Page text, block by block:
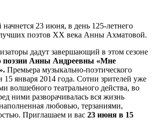
23 июня, в день 125-летнего
поэтов ХХ века Анны Ахматовой.
дадут завершающий в этом сезоне
поэзии Анны Андреевны «Мне
Премьера музыкально-поэтического
15 января 2014 года. Сотни зрителей уже
волшебного театрального действа, во
ними разворачивалась вся жизнь
любовью, терзаниями,
Приглашаем и вас 23 июня в 15